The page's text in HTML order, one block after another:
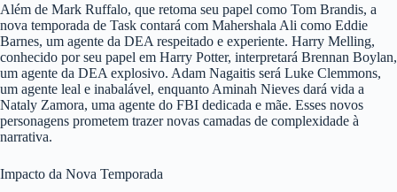
Além de Mark Ruffalo, que retoma seu papel como Tom Brandis, a
nova temporada de Task contará com Mahershala Ali como Eddie
Barnes, um agente da DEA respeitado e experiente. Harry Melling,
conhecido por seu papel em Harry Potter, interpretará Brennan Boylan,
um agente da DEA explosivo. Adam Nagaitis será Luke Clemmons,
um agente leal e inabalável, enquanto Aminah Nieves dará vida a
Nataly Zamora, uma agente do FBI dedicada e mãe. Esses novos
personagens prometem trazer novas camadas de complexidade à
narrativa.
Impacto da Nova Temporada